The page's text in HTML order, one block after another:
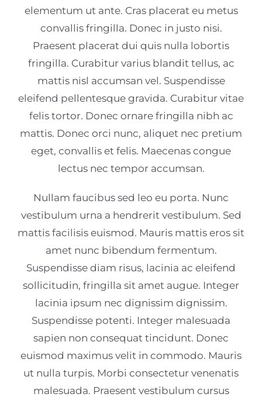
elementum ut ante. Cras placerat eu metus
convallis fringilla. Donec in justo nisi.
Praesent placerat dui quis nulla lobortis
fringilla. Curabitur varius blandit tellus, ac
mattis nisl accumsan vel. Suspendisse
eleifend pellentesque gravida. Curabitur vitae
felis tortor. Donec ornare fringilla nibh ac
mattis. Donec orci nunc, aliquet nec pretium
eget, convallis et felis. Maecenas congue
lectus nec tempor accumsan.
Nullam faucibus sed leo eu porta. Nunc
vestibulum urna a hendrerit vestibulum. Sed
mattis facilisis euismod. Mauris mattis eros sit
amet nunc bibendum fermentum.
Suspendisse diam risus, lacinia ac eleifend
sollicitudin, fringilla sit amet augue. Integer
lacinia ipsum nec dignissim dignissim.
Suspendisse potenti. Integer malesuada
sapien non consequat tincidunt. Donec
euismod maximus velit in commodo. Mauris
ut nulla turpis. Morbi consectetur venenatis
malesuada. Praesent vestibulum cursus